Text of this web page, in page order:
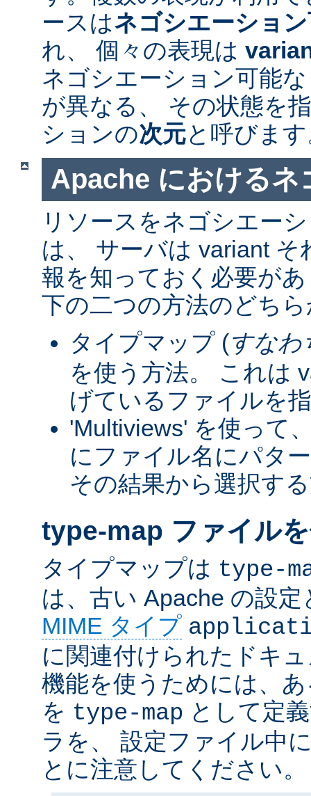
ースはネゴシエーショ
れ、 個々の表現は
ネゴシエーション可能
が異なる、 その状態を
ションの次元と呼びま
Apache におけるネ
リソースをネゴシエー
は、 サーバは variant
報を知っておく必要が
下の二つの方法のどち
タイプマップ (すなわ
を使う方法。 これは
げているファイルを
'Multiviews' を使って
にファイル名にパタ
その結果から選択す
type-map ファイル
タイプマップは type-
は、古い Apache の設
MIME タイプ
に関連付けられたドキ
機能を使うためには、
を type-map として定
ラを、 設定ファイル中
とに注意してください